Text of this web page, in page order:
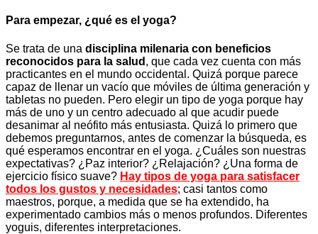
Para empezar, ¿qué es el yoga?
Se trata de una disciplina milenaria con beneficios
reconocidos para la salud , que cada vez cuenta con más
practicantes en el mundo occidental. Quizá porque parece
capaz de llenar un vacío que móviles de última generación y
tabletas no pueden. Pero elegir un tipo de yoga porque hay
más de uno y un centro adecuado al que acudir puede
desanimar al neófito más entusiasta. Quizá lo primero que
debemos preguntarnos, antes de comenzar la búsqueda, es
qué esperamos encontrar en el yoga. ¿Cuáles son nuestras
expectativas? ¿Paz interior? ¿Relajación? ¿Una forma de
ejercicio físico suave? Hay tipos de yoga para satisfacer
todos los gustos y necesidades; casi tantos como
maestros, porque, a medida que se ha extendido, ha
experimentado cambios más o menos profundos. Diferentes
yoguis, diferentes interpretaciones.